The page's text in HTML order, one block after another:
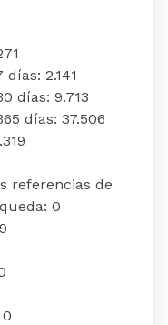
días: 2.141
días: 9.713
días: 37.506
referencias de
0
0